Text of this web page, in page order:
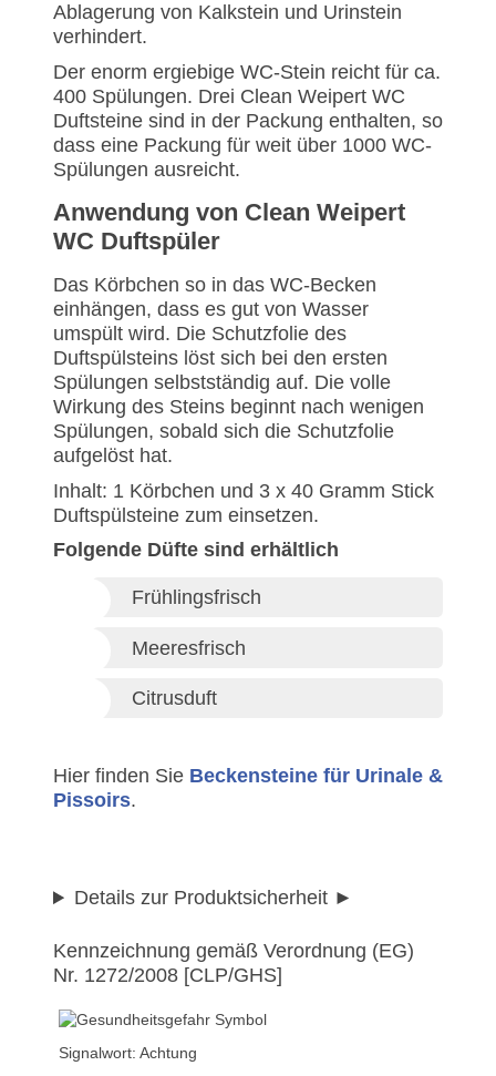
Ablagerung von Kalkstein und Urinstein
verhindert.
Der enorm ergiebige WC-Stein reicht für ca.
400 Spülungen. Drei Clean Weipert WC
Duftsteine sind in der Packung enthalten, so
dass eine Packung für weit über 1000 WC-
Spülungen ausreicht.
Anwendung von Clean Weipert
WC Duftspüler
Das Körbchen so in das WC-Becken
einhängen, dass es gut von Wasser
umspült wird. Die Schutzfolie des
Duftspülsteins löst sich bei den ersten
Spülungen selbstständig auf. Die volle
Wirkung des Steins beginnt nach wenigen
Spülungen, sobald sich die Schutzfolie
aufgelöst hat.
Inhalt: 1 Körbchen und 3 x 40 Gramm Stick
Duftspülsteine zum einsetzen.
Folgende Düfte sind erhältlich
Frühlingsfrisch
Meeresfrisch
Citrusduft
Hier finden Sie Beckensteine für Urinale &
Pissoirs.
Details zur Produktsicherheit
Kennzeichnung gemäß Verordnung (EG)
Nr. 1272/2008 [CLP/GHS]
Signalwort: Achtung